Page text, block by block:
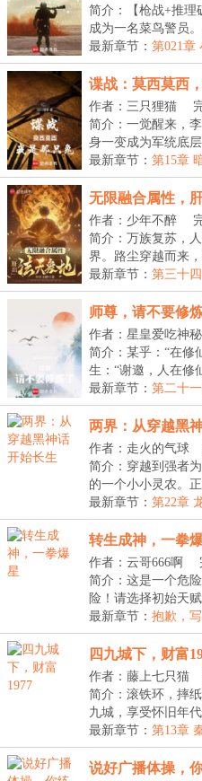
简介：【枪战+推理
成为一名菜鸟警员
人...
最新章节： 第021章
谍战：莫西莫西
作者：三只狸猫
简介：一觉醒来，
身一变成为军统底
间...
最新章节： 第15章
无限融合属性，
作者：少年不醉
简介：万族复苏，
界。路尘穿越而来
微...
最新章节： 第三十
师尊，请不要修
作者：星皇爱吃神
20:40:05
简介：某乎：“在修
生：“谢邀，人在修
功，每...
最新章节： 第二十
两界：从穿越黑
作者：走火的气球
简介：穿越到强者
的一个小小灵农。
脑...
最新章节： 第22章
转生成神，一拳
作者：云哥666啊
简介：这是一个危
险！请选择初始天
宗。...
最新章节： 抱歉，
四九城下，财富
作者：藤上七只猫
简介：滚铁环，摔
九城，享受怀旧年
的...
最新章节： 第13章
说好广播体操，